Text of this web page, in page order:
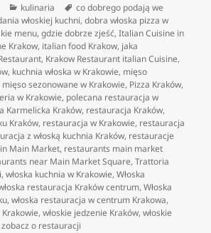
Kategorie
kulinaria Tagi
co dobrego podają we
włoskiej kuchni,dobra włoska pizza w
menu,gdzie dobrze zjeść,Italian Cuisine in
Krakow, italian food Krakow, jaka
, Krakow Restaurant italian Cuisine,
, kuchnia włoska w Krakowie, mięso
mięso sezonowane w Krakowie, Pizza Kraków,
w Krakowie, polecana restauracja w
Karmelicka Kraków, restauracja Kraków,
Kraków, restauracja w Krakowie, restauracja
z włoską kuchnia Kraków, restauracje
Main Market, restaurants main market
near Main Market Square,Trattoria
,włoska kuchnia w Krakowie,Włoska
restauracja Kraków centrum,Włoska
,włoska restauracja w centrum Krakowa,
,włoskie jedzenie Kraków,włoskie
zobacz o restauracji